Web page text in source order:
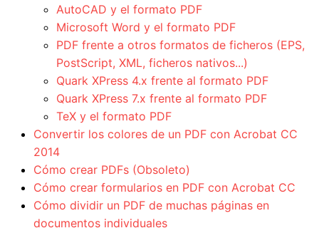
AutoCAD y el formato PDF
Microsoft Word y el formato PDF
PDF frente a otros formatos de ficheros (EPS,
PostScript, XML, ficheros nativos...)
Quark XPress 4.x frente al formato PDF
Quark XPress 7.x frente al formato PDF
TeX y el formato PDF
Convertir los colores de un PDF con Acrobat CC
2014
Cómo crear PDFs (Obsoleto)
Cómo crear formularios en PDF con Acrobat CC
Cómo dividir un PDF de muchas páginas en
documentos individuales